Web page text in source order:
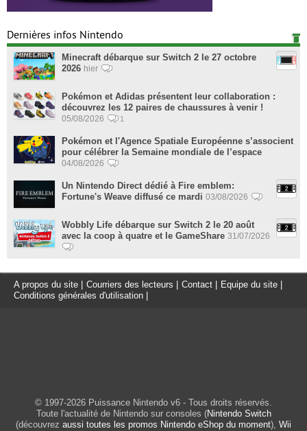
Dernières infos Nintendo
Minecraft débarque sur Switch 2 le 27 octobre
2026 hier
Pokémon et Adidas présentent leur collaboration :
découvrez les 12 paires de chaussures à venir !
05/08/2026 1
Pokémon et l'Agence Spatiale Européenne s’associent
pour célébrer la Semaine mondiale de l’espace
04/08/2026
Un Nintendo Direct dédié à Fire emblem:
Fortune's Weave diffusé ce mardi 03/08/2026
Wobbly Life débarque sur Switch 2 le 20 août
avec la coop à quatre et le GameShare 31/07/2026
A propos du site Courriers des lecteurs Contact Equipe du site
Conditions générales d'utilisation
© 1997-2026 Puissance Nintendo v6 - Tous droits réservés.
Toute l'actualité de Nintendo sur consoles (Nintendo Switch
(découvrez aussi toutes les promos Nintendo eShop du moment), Wii